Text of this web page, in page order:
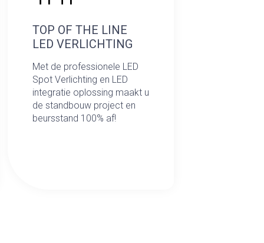
TOP OF THE LINE
LED VERLICHTING
Met de professionele LED
Spot Verlichting en LED
integratie oplossing maakt u
de standbouw project en
beursstand 100% af!